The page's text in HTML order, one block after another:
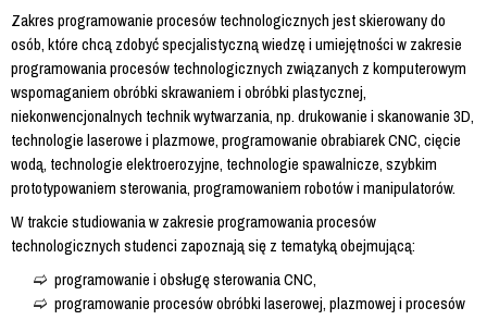
Zakres programowanie procesów technologicznych jest skierowany do
osób, które chcą zdobyć specjalistyczną wiedzę i umiejętności w zakresie
programowania procesów technologicznych związanych z komputerowym
wspomaganiem obróbki skrawaniem i obróbki plastycznej,
niekonwencjonalnych technik wytwarzania, np. drukowanie i skanowanie 3D,
technologie laserowe i plazmowe, programowanie obrabiarek CNC, cięcie
wodą, technologie elektroerozyjne, technologie spawalnicze, szybkim
prototypowaniem sterowania, programowaniem robotów i manipulatorów.
W trakcie studiowania w zakresie programowania procesów
technologicznych studenci zapoznają się z tematyką obejmującą:
programowanie i obsługę sterowania CNC,
programowanie procesów obróbki laserowej, plazmowej i procesów